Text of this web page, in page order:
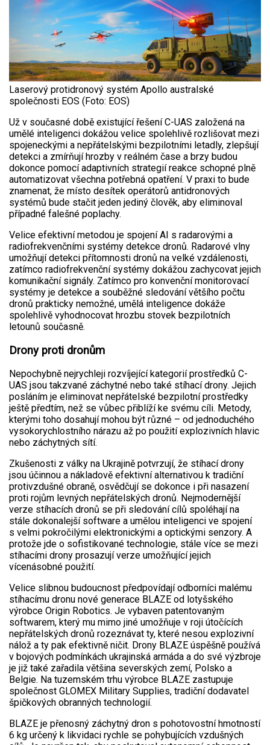
Laserový protidronový systém Apollo australské
společnosti EOS (Foto: EOS)
Už v současné době existující řešení C-UAS založená na
umělé inteligenci dokážou velice spolehlivě rozlišovat mezi
spojeneckými a nepřátelskými bezpilotními letadly, zlepšují
detekci a zmírňují hrozby v reálném čase a brzy budou
dokonce pomocí adaptivních strategií reakce schopné plně
automatizovat všechna potřebná opatření. V praxi to bude
znamenat, že místo desítek operátorů antidronových
systémů bude stačit jeden jediný člověk, aby eliminoval
případné falešné poplachy.
Velice efektivní metodou je spojení AI s radarovými a
radiofrekvenčními systémy detekce dronů. Radarové vlny
umožňují detekci přítomnosti dronů na velké vzdálenosti,
zatímco radiofrekvenční systémy dokážou zachycovat jejich
komunikační signály. Zatímco pro konvenční monitorovací
systémy je detekce a souběžné sledování většího počtu
dronů prakticky nemožné, umělá inteligence dokáže
spolehlivě vyhodnocovat hrozbu stovek bezpilotních
letounů současně.
Drony proti dronům
Nepochybně nejrychleji rozvíjející kategorií prostředků C-
UAS jsou takzvané záchytné nebo také stíhací drony. Jejich
posláním je eliminovat nepřátelské bezpilotní prostředky
ještě předtím, než se vůbec přiblíží ke svému cíli. Metody,
kterými toho dosahují mohou být různé – od jednoduchého
vysokorychlostního nárazu až po použití explozivních hlavic
nebo záchytných sítí.
Zkušenosti z války na Ukrajině potvrzují, že stíhací drony
jsou účinnou a nákladově efektivní alternativou k tradiční
protivzdušné obraně, osvědčují se dokonce i při nasazení
proti rojům levných nepřátelských dronů. Nejmodernější
verze stíhacích dronů se při sledování cílů spoléhají na
stále dokonalejší software a umělou inteligenci ve spojení
s velmi pokročilými elektronickými a optickými senzory. A
protože jde o sofistikované technologie, stále více se mezi
stíhacími drony prosazují verze umožňující jejich
vícenásobné použití.
Velice slibnou budoucnost předpovídají odborníci malému
stíhacímu dronu nové generace BLAZE od lotyšského
výrobce Origin Robotics. Je vybaven patentovaným
softwarem, který mu mimo jiné umožňuje v roji útočících
nepřátelských dronů rozeznávat ty, které nesou explozivní
nálož a ty pak efektivně ničit. Drony BLAZE úspěšně používá
v bojových podmínkách ukrajinská armáda a do své výzbroje
je již také zařadila většina severských zemí, Polsko a
Belgie. Na tuzemském trhu výrobce BLAZE zastupuje
společnost GLOMEX Military Supplies, tradiční dodavatel
špičkových obranných technologií.
BLAZE je přenosný záchytný dron s pohotovostní hmotností
6 kg určený k likvidaci rychle se pohybujících vzdušných